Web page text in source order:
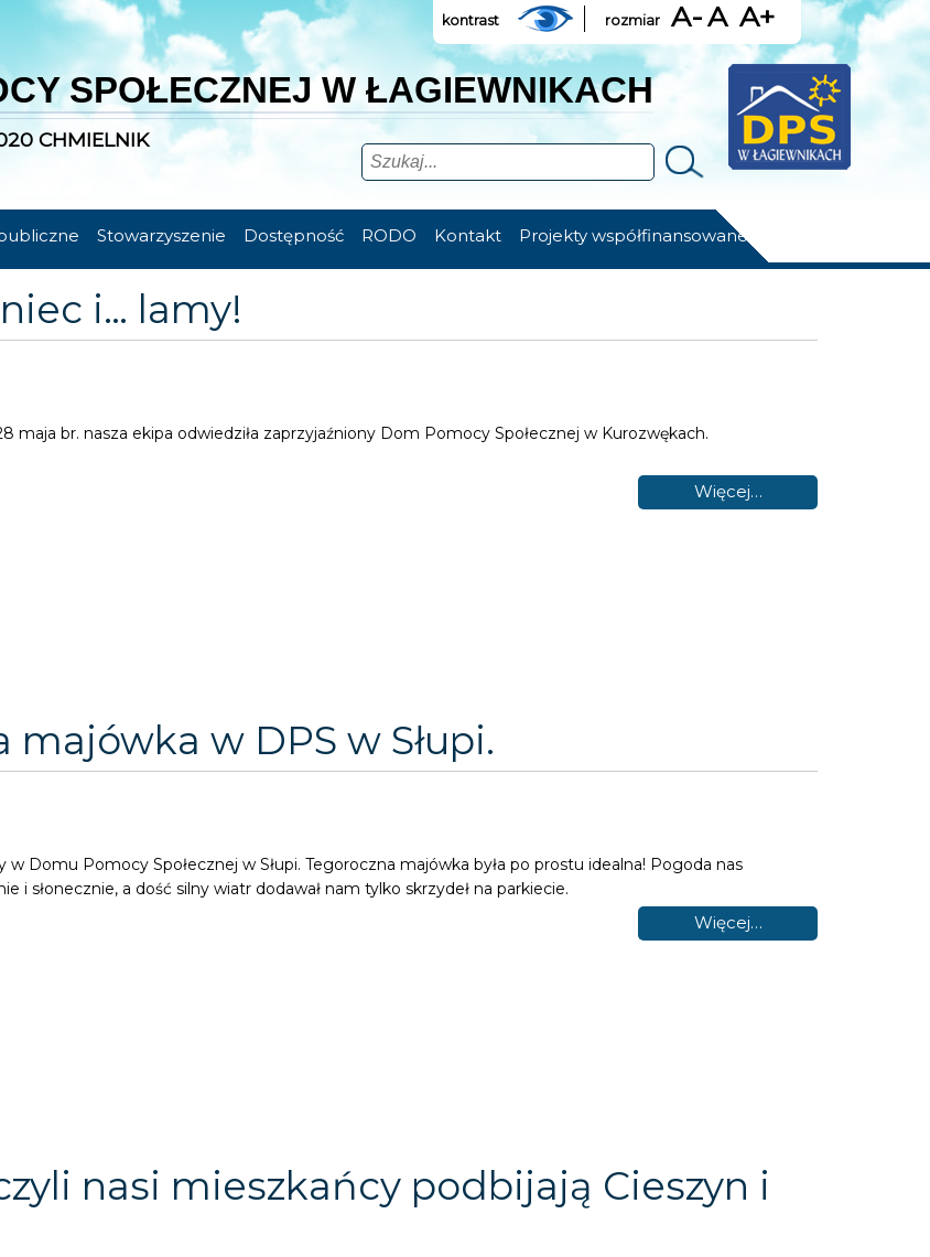
SPOŁECZNEJ W ŁAGIEWNIKACH
CHMIELNIK
kontrast rozmiar A-A A+
Szukaj
Stowarzyszenie Dostępność RODO Kontakt Projekty współfinansowane
i… lamy!
maja br. nasza ekipa odwiedziła zaprzyjaźniony Dom Pomocy Społecznej w Kurozwękach.
Więcej…
majówka w DPS w Słupi.
w Domu Pomocy Społecznej w Słupi. Tegoroczna majówka była po prostu idealna! Pogoda nas
i słonecznie, a dość silny wiatr dodawał nam tylko skrzydeł na parkiecie.
Więcej…
nasi mieszkańcy podbijają Cieszyn i